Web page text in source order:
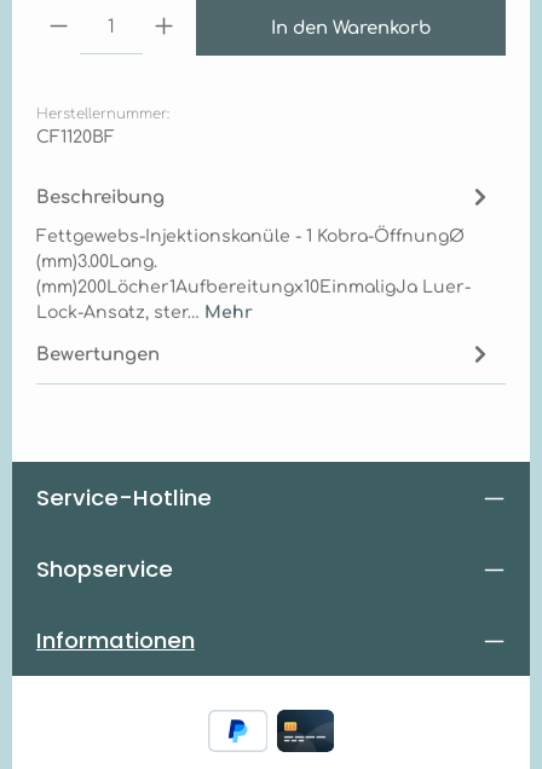
Produkt Anzahl: Gib den gewünschten
In den Warenkorb
Herstellernummer:
CF1120BF
Beschreibung
Fettgewebs-Injektionskanüle - 1 Kobra-ÖffnungØ
(mm)3.00Lang.
(mm)200Löcher1Aufbereitungx10EinmaligJa Luer-
Lock-Ansatz, ster… Mehr
Bewertungen
Service-Hotline
Shopservice
Informationen